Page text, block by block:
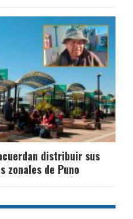
distribuir sus
zonales de Puno